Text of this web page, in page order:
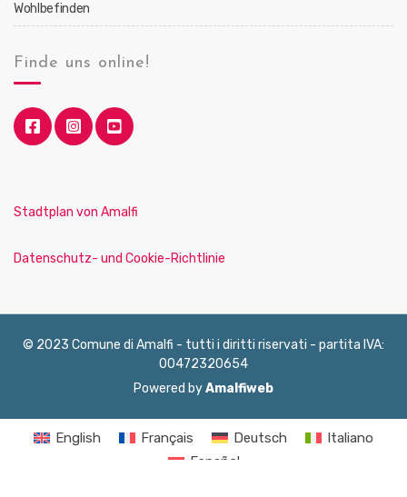
Wohlbefinden
Finde uns online!
Stadtplan von Amalfi
Datenschutz- und Cookie-Richtlinie
© 2023 Comune di Amalfi - tutti i diritti riservati - partita IVA:
00472320654
Powered byAmalfiweb
English Français Deutsch
Italiano
Español